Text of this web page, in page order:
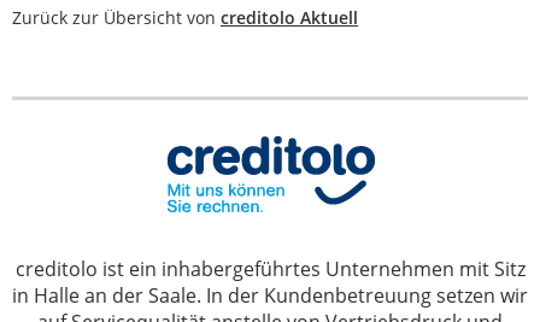
Zurück zur Übersicht von creditolo Aktuell
creditolo ist ein inhabergeführtes Unternehmen mit Sitz
in Halle an der Saale. In der Kundenbetreuung setzen wir